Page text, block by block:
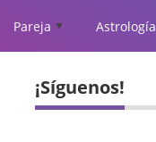
Pareja ▲ Astrología
¡Síguenos!